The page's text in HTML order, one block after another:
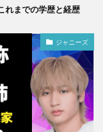
れまでの学歴と経歴
ジャニーズ